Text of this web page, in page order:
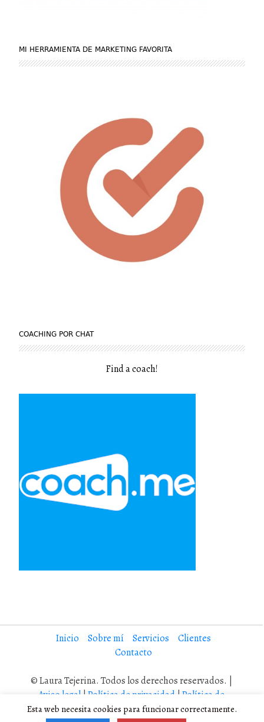
MI HERRAMIENTA DE MARKETING FAVORITA
COACHING POR CHAT
Find a coach!
Inicio Sobre mí Servicios
Clientes
Contacto
© Laura Tejerina. Todos los derechos reservados. |
Aviso legal| Política de privacidad | Política de
cookies
Esta web necesita cookies para funcionar correctamente.